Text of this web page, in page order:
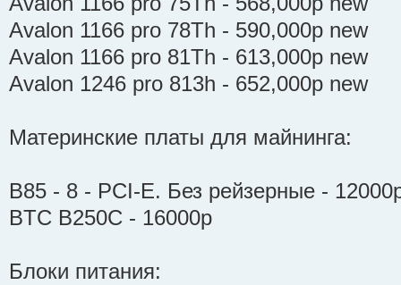
Avalon 1166 pro 78Th - 590,000р new
Avalon 1166 pro 81Th - 613,000р new
Avalon 1246 pro 813h - 652,000р new
Материнские платы для майнинга:
B85 - 8 - PCI-E. Без рейзерные -
BTC B250C - 16000р
Блоки питания: